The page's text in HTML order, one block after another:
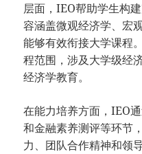
层面，IEO帮助学生构
容涵盖微观经济学、宏
能够有效衔接大学课程
程范围，涉及大学级经
经济学教育。
在能力培养方面，IEO
和金融素养测评等环节
力、团队合作精神和领